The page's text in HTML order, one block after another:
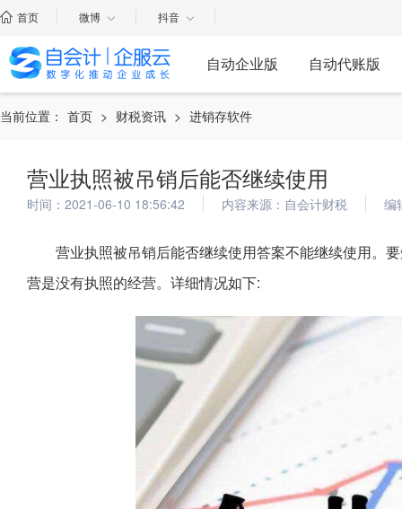
首页 微博 抖音
自动企业版 自动代账版
当前位置： 首页 > 财税资讯 > 进销存软件
营业执照被吊销后能否继续使用
时间：2021-06-10 18:56:42 内容来源：自会计财税 编
营业执照被吊销后能否继续使用答案不能继续使用。
营是没有执照的经营。详细情况如下: